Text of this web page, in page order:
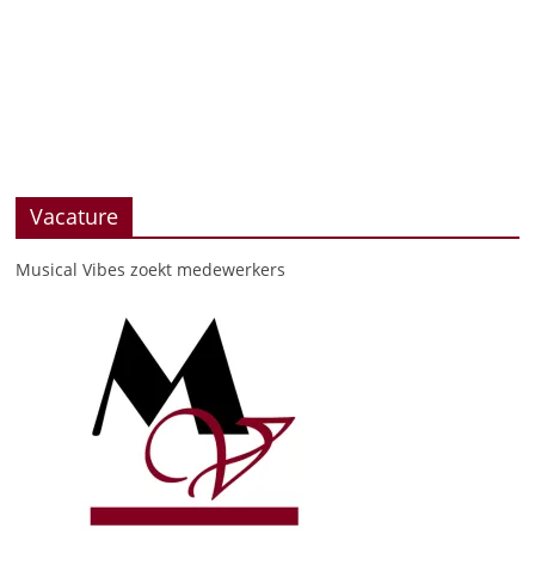
Vacature
Musical Vibes zoekt medewerkers